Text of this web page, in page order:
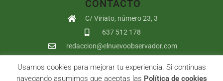
CONTACTO
C/ Viriato, número 23, 3
637 512 178
redaccion@elnuevoobservador.com
Copyright ©2026 El Nuevo Observador | Sumurdigital Diseño web
Usamos cookies para mejorar tu experiencia. Si continuas
navegando asumimos que aceptas las Política de cookies